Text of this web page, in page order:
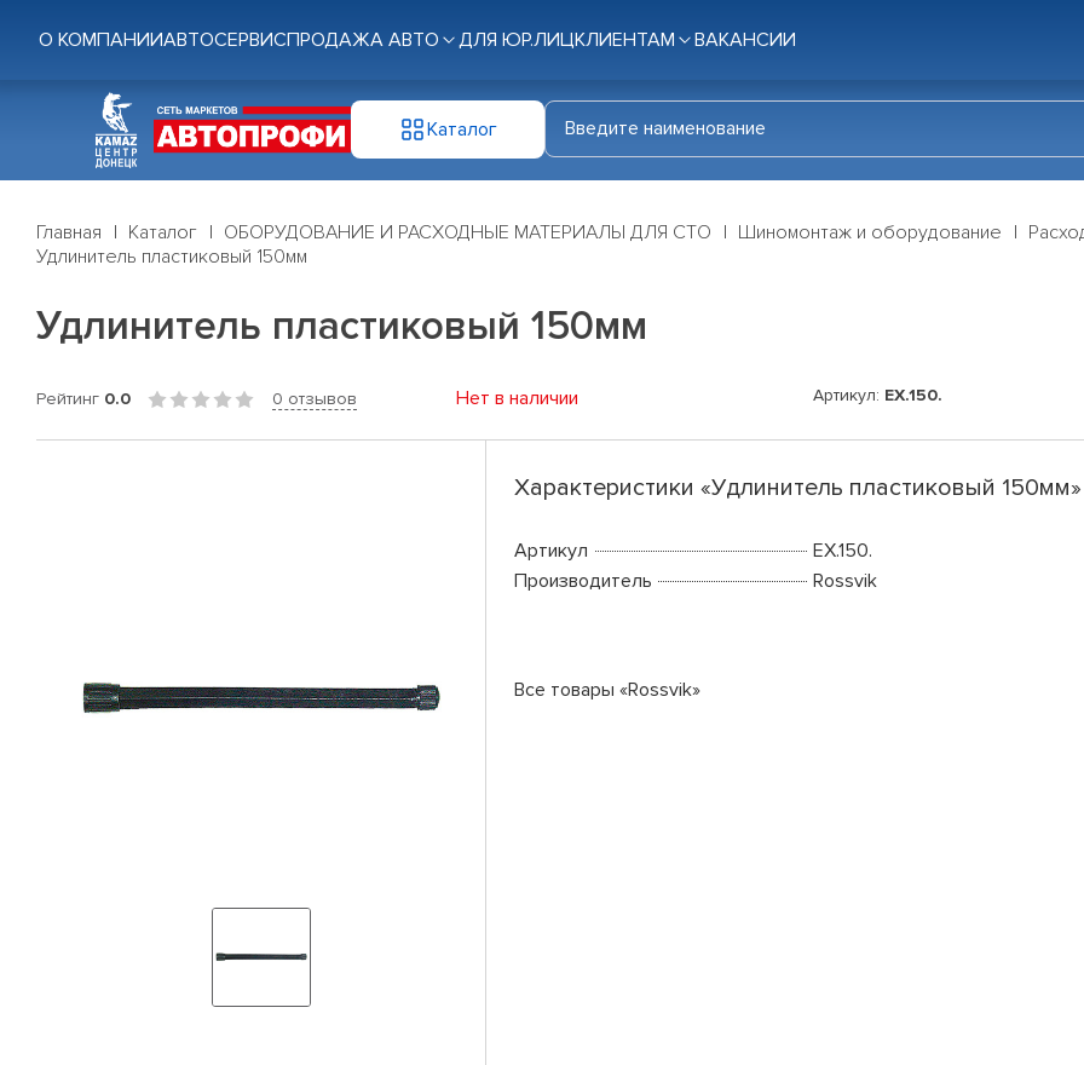
О КОМПАНИИАВТОСЕРВИСПРОДАЖА АВТО ДЛЯ ЮР.ЛИЦКЛИЕНТАМ ВАКАНСИИ
Каталог
Главная Каталог ОБОРУДОВАНИЕ И РАСХОДНЫЕ МАТЕРИАЛЫ ДЛЯ СТО Шиномонтаж и оборудование
Удлинитель пластиковый 150мм
Удлинитель пластиковый 150мм
Рейтинг 0.0 0 отзывов Нет в наличии Артикул: EX.150.
Характеристики «Удлинитель пластиковый 150мм»
Артикул
EX.150.
Производитель
Rossvik
Все товары «Rossvik»